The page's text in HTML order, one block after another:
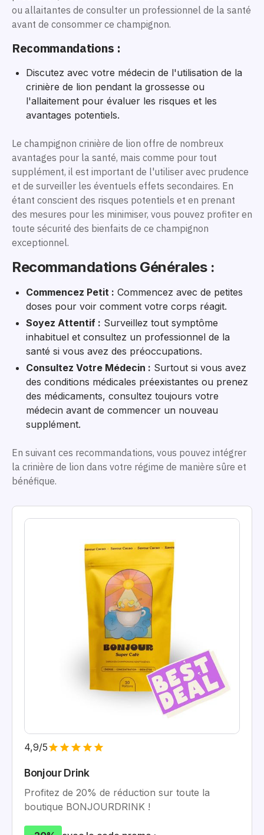
ou allaitantes de consulter un professionnel de la santé
avant de consommer ce champignon.
Recommandations :
Discutez avec votre médecin de l'utilisation de la
crinière de lion pendant la grossesse ou
l'allaitement pour évaluer les risques et les
avantages potentiels.
Le champignon crinière de lion offre de nombreux
avantages pour la santé, mais comme pour tout
supplément, il est important de l'utiliser avec prudence
et de surveiller les éventuels effets secondaires. En
étant conscient des risques potentiels et en prenant
des mesures pour les minimiser, vous pouvez profiter en
toute sécurité des bienfaits de ce champignon
exceptionnel.
Recommandations Générales :
Commencez Petit : Commencez avec de petites
doses pour voir comment votre corps réagit.
Soyez Attentif : Surveillez tout symptôme
inhabituel et consultez un professionnel de la
santé si vous avez des préoccupations.
Consultez Votre Médecin : Surtout si vous avez
des conditions médicales préexistantes ou prenez
des médicaments, consultez toujours votre
médecin avant de commencer un nouveau
supplément.
En suivant ces recommandations, vous pouvez intégrer
la crinière de lion dans votre régime de manière sûre et
bénéfique.
4,9/5
Bonjour Drink
Profitez de 20% de réduction sur toute la
boutique BONJOURDRINK !